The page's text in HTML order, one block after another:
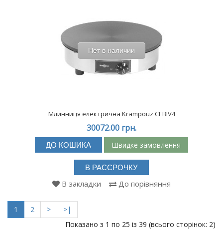
Нет в наличии
Млинниця електрична Krampouz CEBIV4
30072.00 грн.
ДО КОШИКА Швидке замовлення
В РАССРОЧКУ
В закладки До порівняння
1 2 >
>|
Показано з 1 по 25 із 39 (всього сторінок: 2)